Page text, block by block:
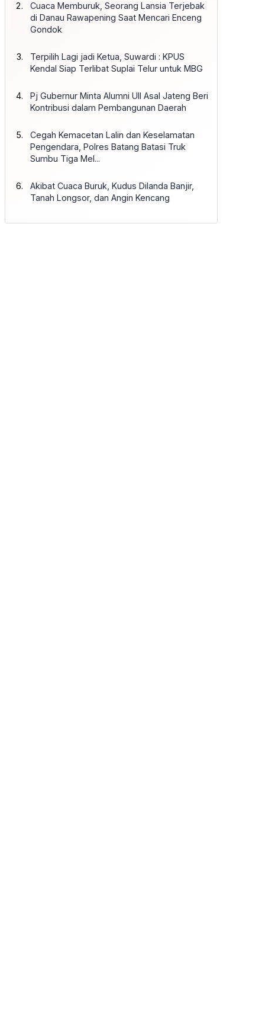
Cuaca Memburuk, Seorang Lansia Terjebak
di Danau Rawapening Saat Mencari Enceng
Gondok
Terpilih Lagi jadi Ketua, Suwardi : KPUS
Kendal Siap Terlibat Suplai Telur untuk MBG
Pj Gubernur Minta Alumni UII Asal Jateng Beri
Kontribusi dalam Pembangunan Daerah
Cegah Kemacetan Lalin dan Keselamatan
Pengendara, Polres Batang Batasi Truk
Sumbu Tiga Mel...
Akibat Cuaca Buruk, Kudus Dilanda Banjir,
Tanah Longsor, dan Angin Kencang